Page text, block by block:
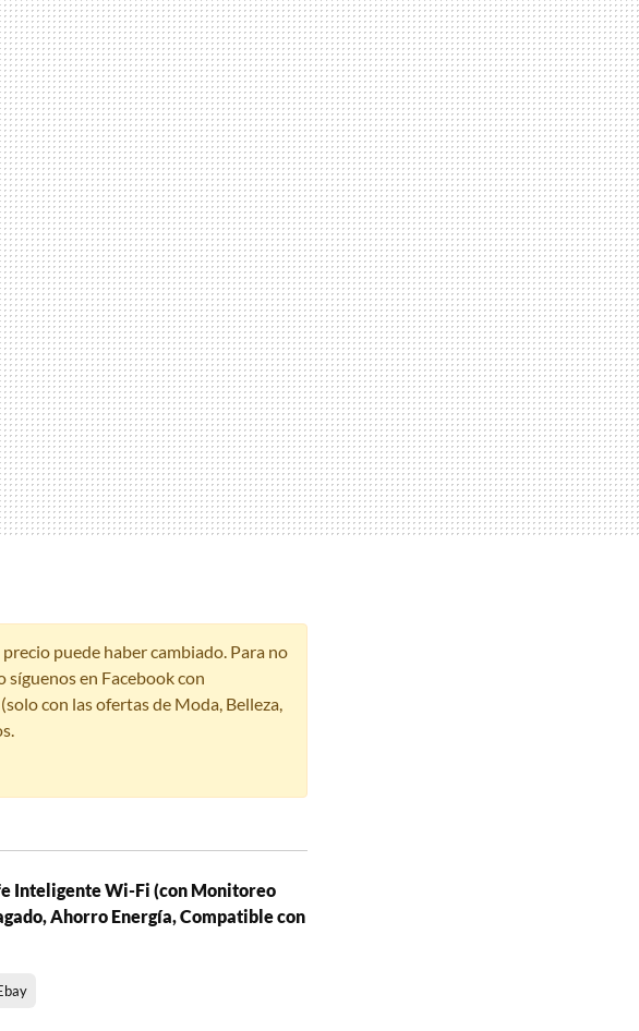
precio puede haber cambiado. Para no
síguenos en Facebook con
(solo con las ofertas de Moda, Belleza,
Inteligente Wi-Fi (con Monitoreo
Ahorro Energía, Compatible con